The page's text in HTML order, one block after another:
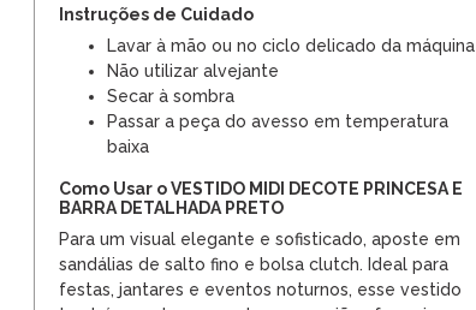
Instruções de Cuidado
Lavar à mão ou no ciclo delicado da máquina
Não utilizar alvejante
Secar à sombra
Passar a peça do avesso em temperatura
baixa
Como Usar o VESTIDO MIDI DECOTE PRINCESA E
BARRA DETALHADA PRETO
Para um visual elegante e sofisticado, aposte em
sandálias de salto fino e bolsa clutch. Ideal para
festas, jantares e eventos noturnos, esse vestido